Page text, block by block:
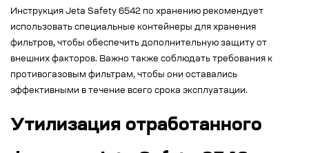
Инструкция Jeta Safety 6542 по хранению рекомендует
использовать специальные контейнеры для хранения
фильтров, чтобы обеспечить дополнительную защиту от
внешних факторов. Важно также соблюдать требования к
противогазовым фильтрам, чтобы они оставались
эффективными в течение всего срока эксплуатации.
Утилизация отработанного